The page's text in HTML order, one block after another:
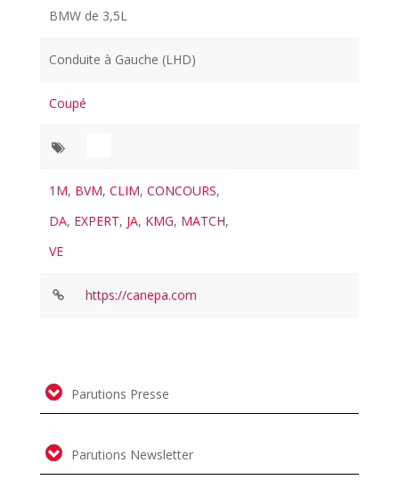
BMW de 3,5L
Conduite à Gauche (LHD)
Coupé
1M, BVM,CLIM,CONCOURS,
DA, EXPERT, JA, KMG, MATCH,
VE
https://canepa.com
Parutions Presse
Parutions Newsletter